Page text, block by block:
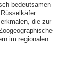
bedeutsamen
die zur
im regionalen